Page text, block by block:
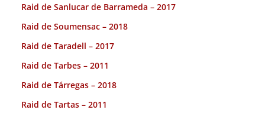
Raid de Sanlucar de Barrameda – 2017
Raid de Soumensac – 2018
Raid de Taradell – 2017
Raid de Tarbes – 2011
Raid de Tárregas – 2018
Raid de Tartas – 2011